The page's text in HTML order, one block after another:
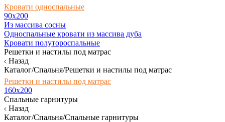
Кровати односпальные
90х200
Из массива сосны
Односпальные кровати из массива дуба
Кровати полутороспальные
Решетки и настилы под матрас
Назад
Каталог/Спальня/Решетки и настилы под матрас
Решетки и настилы под матрас
160х200
Спальные гарнитуры
Назад
Каталог/Спальня/Спальные гарнитуры